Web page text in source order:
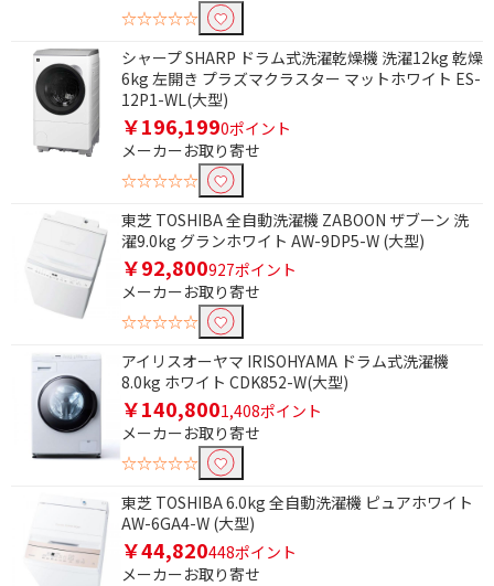
☆☆☆☆☆
シャープ SHARP ドラム式洗濯乾燥機 洗濯12kg 乾燥
6kg 左開き プラズマクラスター マットホワイト ES-
12P1-WL(大型)
￥196,1990ポイント
メーカーお取り寄せ
☆☆☆☆☆
東芝 TOSHIBA 全自動洗濯機 ZABOON ザブーン 洗
濯9.0kg グランホワイト AW-9DP5-W (大型)
￥92,800927ポイント
メーカーお取り寄せ
☆☆☆☆☆
アイリスオーヤマ IRISOHYAMA ドラム式洗濯機
8.0kg ホワイト CDK852-W(大型)
￥140,8001,408ポイント
メーカーお取り寄せ
☆☆☆☆☆
東芝 TOSHIBA 6.0kg 全自動洗濯機 ピュアホワイト
AW-6GA4-W (大型)
￥44,820448ポイント
メーカーお取り寄せ